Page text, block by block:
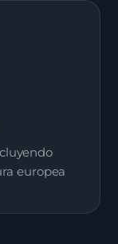
europea